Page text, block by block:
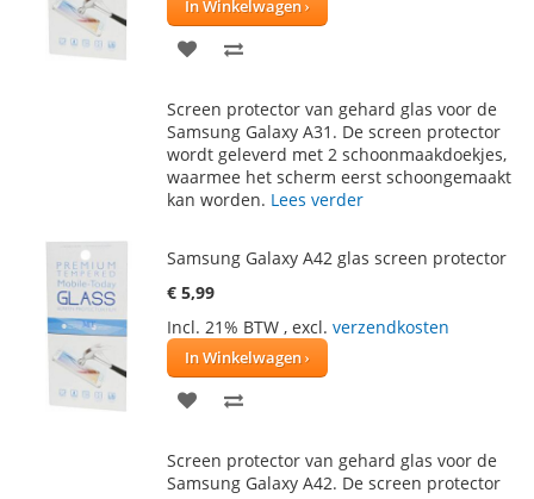
In Winkelwagen
VOEG
AAN
VERLANGLIJST
TE
VERGELIJKEN
Screen protector van gehard glas voor de
Samsung Galaxy A31. De screen protector
wordt geleverd met 2 schoonmaakdoekjes,
waarmee het scherm eerst schoongemaakt
kan worden. Lees verder
Samsung Galaxy A42 glas screen protector
€ 5,99
Incl. 21% BTW , excl. verzendkosten
In Winkelwagen
VOEG
AAN TE
Screen protector van gehard glas voor de
Samsung Galaxy A42. De screen protector